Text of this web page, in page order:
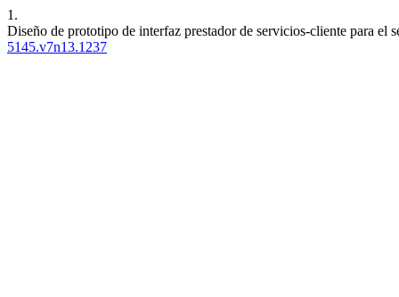
1.
Diseño de prototipo de interfaz prestador de servicios-cliente para el
5145.v7n13.1237